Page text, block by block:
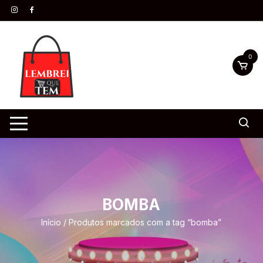
0
BOMBA
Início / Produtos marcados com a tag “bomba”